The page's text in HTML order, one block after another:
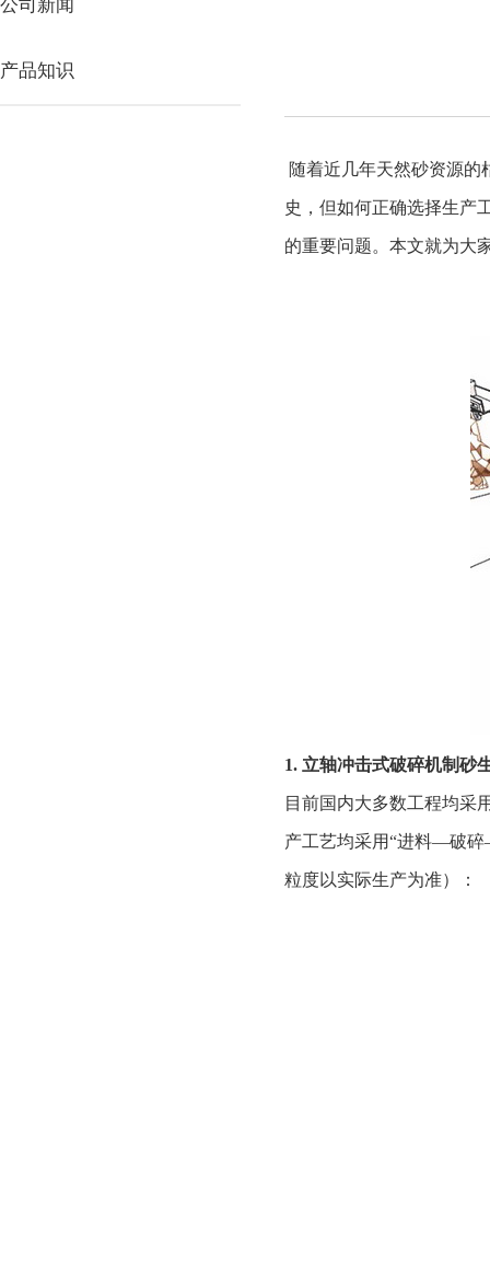
公司新闻
产品知识
随着近几年天然砂资源
史，但如何正确选择生产
的重要问题。本文就为大
1. 立轴冲击式破碎机制砂
目前国内大多数工程均采
产工艺均采用“进料—破碎
粒度以实际生产为准）：